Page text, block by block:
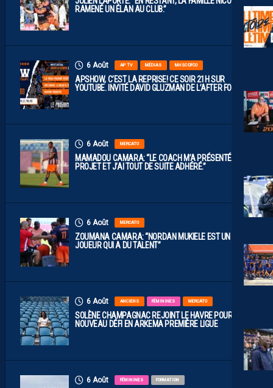
RAMENÉ UN ÉLAN AU CLUB.”
6 Août AP TV MÉDIAS MHSC-DFCO
APSHOW, C’EST LA REPRISE! CE SOIR 21H SUR
YOUTUBE. INVITÉ DAVID GLUZMAN DE L’AFTER FOOT.
6 Août MERCATO
MAMADOU CAMARA: “LE COACH M’A PRÉSENTÉ LE
PROJET ET J’AI TOUT DE SUITE ADHÉRÉ.”
6 Août MERCATO
ZOUMANA CAMARA: “NORDAN MUKIELE EST UN
JOUEUR QUI A DU TALENT”
6 Août ANCIENS FÉMININES MERCATO
SOLÈNE CHAMPAGNAC REJOINT LE HAVRE POUR UN
NOUVEAU DÉFI EN ARKEMA PREMIÈRE LIGUE
6 Août FÉMININES FORMATION